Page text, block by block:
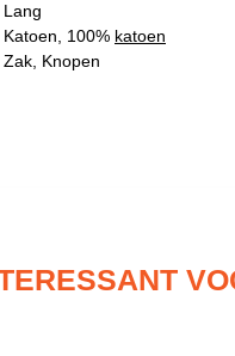
Lang
Katoen, 100% katoen
Zak, Knopen